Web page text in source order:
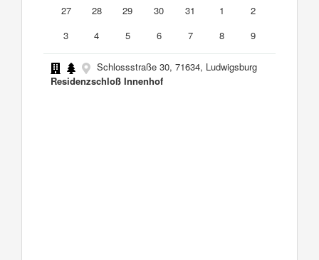
27
28 29 30 31 1
2
3
4 5 6 7 8 9
Schlossstraße 30, 71634, Ludwigsburg
Residenzschloß Innenhof